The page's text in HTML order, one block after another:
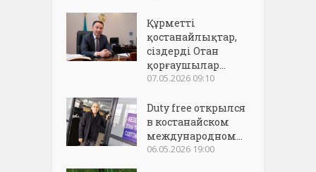
Құрметті
қостанайлықтар,
сіздерді Отан
қорғаушылар...
07.05.2026 09:10
Duty free открылся
в костанайском
международном...
06.05.2026 19:00